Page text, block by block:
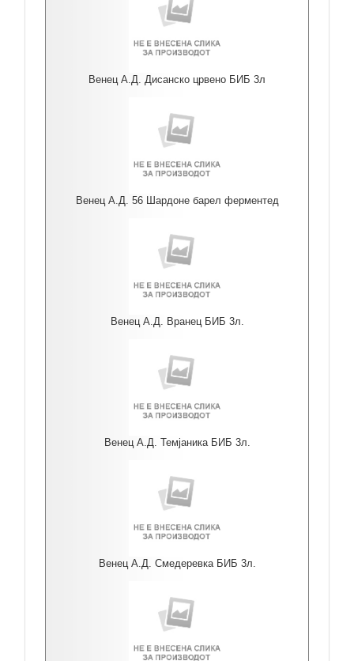
Венец А.Д. Дисанско црвено БИБ 3л
Венец А.Д. 56 Шардоне барел ферментед
Венец А.Д. Вранец БИБ 3л.
Венец А.Д. Темјаника БИБ 3л.
Венец А.Д. Смедеревка БИБ 3л.